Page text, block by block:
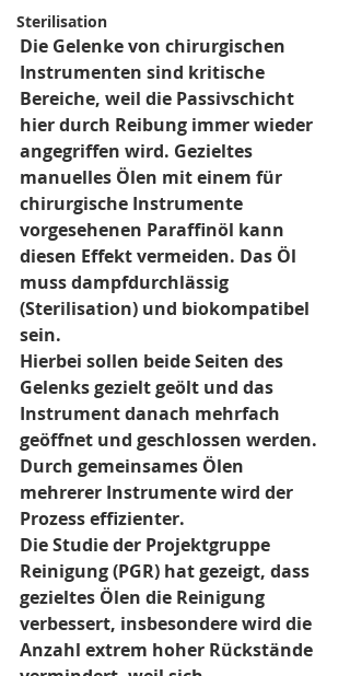
Sterilisation
Die Gelenke von chirurgischen
Instrumenten sind kritische
Bereiche, weil die Passivschicht
hier durch Reibung immer wieder
angegriffen wird. Gezieltes
manuelles Ölen mit einem für
chirurgische Instrumente
vorgesehenen Paraffinöl kann
diesen Effekt vermeiden. Das Öl
muss dampfdurchlässig
(Sterilisation) und biokompatibel
sein.
Hierbei sollen beide Seiten des
Gelenks gezielt geölt und das
Instrument danach mehrfach
geöffnet und geschlossen werden.
Durch gemeinsames Ölen
mehrerer Instrumente wird der
Prozess effizienter.
Die Studie der Projektgruppe
Reinigung (PGR) hat gezeigt, dass
gezieltes Ölen die Reinigung
verbessert, insbesondere wird die
Anzahl extrem hoher Rückstände